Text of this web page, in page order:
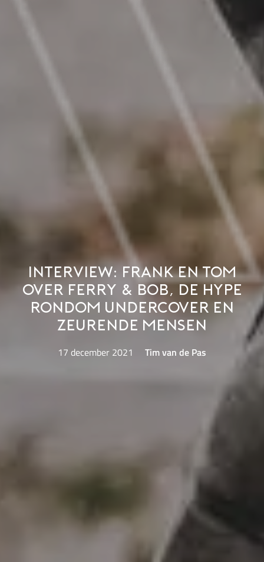
Interview: Frank en Tom
over Ferry & Bob, de hype
rondom Undercover en
zeurende mensen
17 december 2021 Tim van de Pas